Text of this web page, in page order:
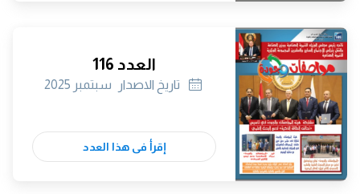
العدد 116
تاريخ الاصدار سبتمبر 2025
إقرأ فى هذا العدد